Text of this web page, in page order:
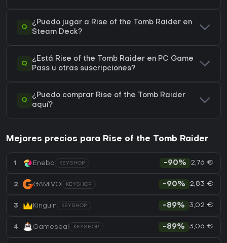
Q
¿Puedo jugar a Rise of the Tomb Raider en
Steam Deck?
Q
¿Está Rise of the Tomb Raider en PC Game
Pass u otras suscripciones?
Q
¿Puedo comprar Rise of the Tomb Raider
aquí?
Mejores precios para Rise of the Tomb Raider
1 Eneba KEYSHOP -90% 2,76 €
2 GAMIVO KEYSHOP -90% 2,83 €
3 Kinguin KEYSHOP -89% 3,02 €
4 Gameseal KEYSHOP -89% 3,06 €